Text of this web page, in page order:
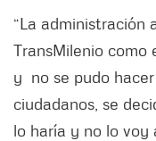
“La administración
TransMilenio como
y no se pudo
ciudadanos, se
lo haría y no lo voy